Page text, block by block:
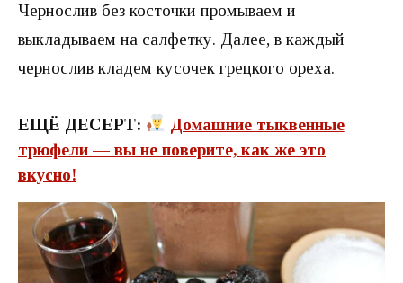
Чернослив без косточки промываем и
выкладываем на салфетку. Далее, в каждый
чернослив кладем кусочек грецкого ореха.
ЕЩЁ ДЕСЕРТ:
Домашние тыквенные
трюфели — вы не поверите, как же это
вкусно!